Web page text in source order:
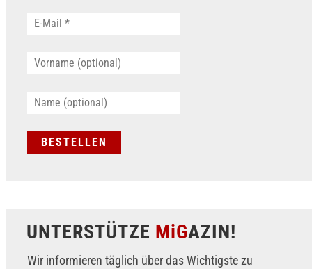
UNTERSTÜTZE MiGAZIN!
Wir informieren täglich über das Wichtigste zu